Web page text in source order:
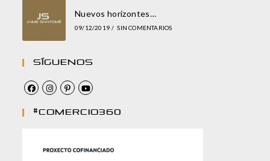
Nuevos horizontes…
09/12/2019 / SIN COMENTARIOS
Síguenos
#comercio360